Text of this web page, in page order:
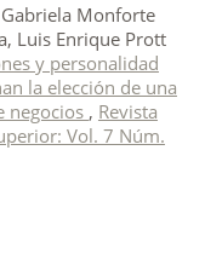
Monforte
Luis Enrique Prott
y personalidad
la elección de una
negocios , Revista
Vol. 7 Núm.